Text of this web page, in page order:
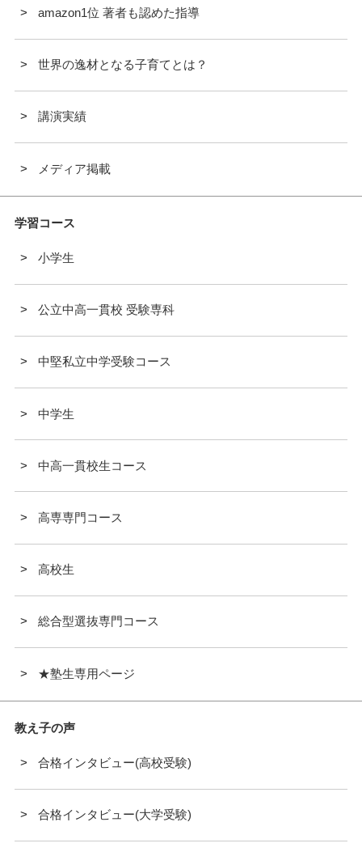
amazon1位 著者も認めた指導
世界の逸材となる子育てとは？
講演実績
メディア掲載
学習コース
小学生
公立中高一貫校 受験専科
中堅私立中学受験コース
中学生
中高一貫校生コース
高専専門コース
高校生
総合型選抜専門コース
★塾生専用ページ
教え子の声
合格インタビュー(高校受験)
合格インタビュー(大学受験)